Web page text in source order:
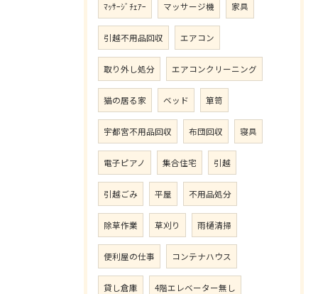
ﾏｯｻｰｼﾞﾁｪｱｰ マッサージ機 家具
引越不用品回収 エアコン
取り外し処分 エアコンクリーニング
猫の居る家 ベッド 箪笥
宇都宮不用品回収 布団回収 寝具
電子ピアノ 集合住宅 引越
引越ごみ 平屋 不用品処分
除草作業 草刈り 雨樋清掃
便利屋の仕事 コンテナハウス
貸し倉庫 4階エレベーター無し